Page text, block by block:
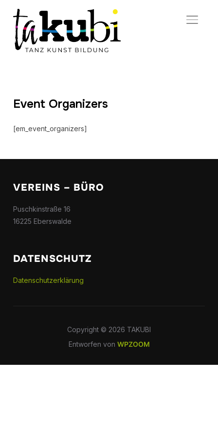
Event Organizers
[em_event_organizers]
VEREINS – BÜRO
Puschkinstraße 16
16225 Eberswalde
DATENSCHUTZ
Datenschutzerklärung
Copyright © 2026 TAKUBI
Entworfen von WPZOOM